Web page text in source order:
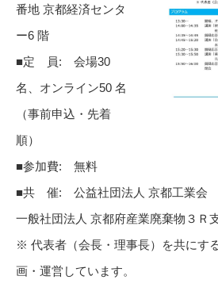
番地 京都経済センタ
ー6 階
■定 員: 会場30
名、オンライン50 名
（事前申込・先着
順）
■参加費: 無料
■共 催: 公益社団法人 京都工業会
一般社団法人 京都府産業廃棄物３Ｒ
※ 代表者（会⾧・理事⾧）を共にす
画・運営しています。